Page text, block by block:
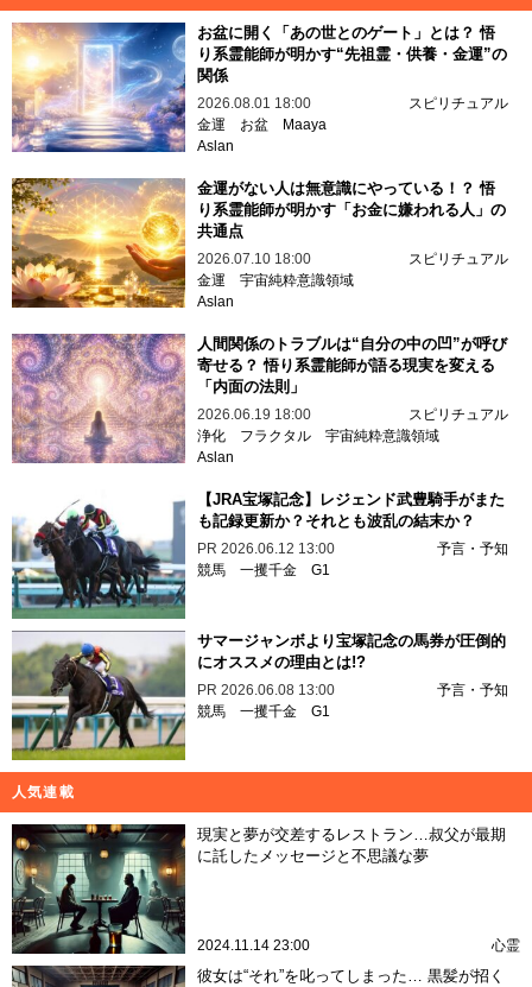
お盆に開く「あの世とのゲート」とは？ 悟
り系霊能師が明かす“先祖霊・供養・金運”の
関係
2026.08.01 18:00
スピリチュアル
金運
お盆
Maaya
Aslan
金運がない人は無意識にやっている！？ 悟
り系霊能師が明かす「お金に嫌われる人」の
共通点
2026.07.10 18:00
スピリチュアル
金運 宇宙純粋意識領域
Aslan
人間関係のトラブルは“自分の中の凹”が呼び
寄せる？ 悟り系霊能師が語る現実を変える
「内面の法則」
2026.06.19 18:00
スピリチュアル
浄化
フラクタル 宇宙純粋意識領域
Aslan
【JRA宝塚記念】レジェンド武豊騎手がまた
も記録更新か？それとも波乱の結末か？
PR 2026.06.12 13:00
予言・予知
競馬 一攫千金 G1
サマージャンボより宝塚記念の馬券が圧倒的
にオススメの理由とは!?
PR 2026.06.08 13:00
予言・予知
競馬 一攫千金 G1
人気連載
現実と夢が交差するレストラン…叔父が最期
に託したメッセージと不思議な夢
2024.11.14 23:00 心霊
彼女は“それ”を叱ってしまった… 黒髪が招く